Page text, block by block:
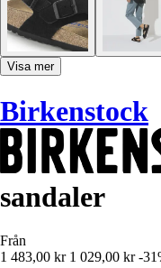
Visa mer
Birkenstock
sandaler
Från
1 483,00 kr 1 029,00 kr -